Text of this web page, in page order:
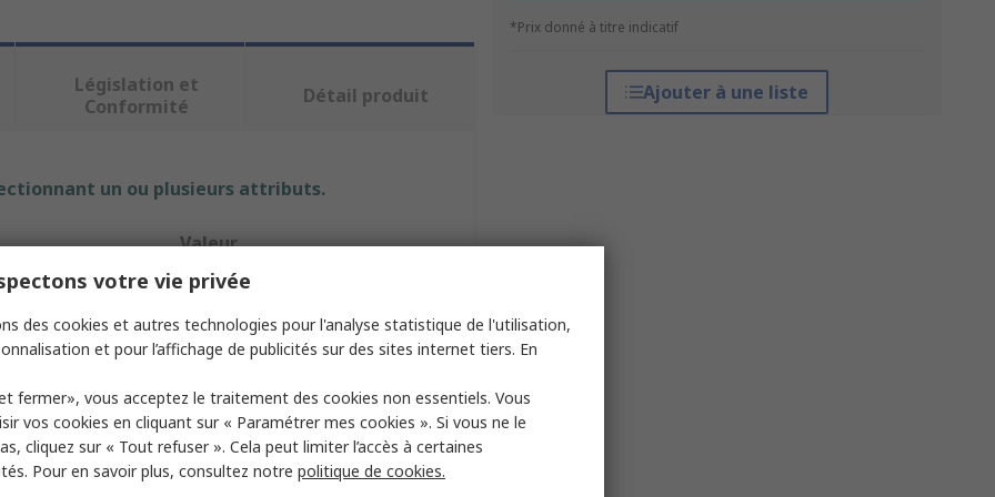
*Prix donné à titre indicatif
Ajouter à une liste
Législation et
Conformité
Détail produit
un ou plusieurs attributs.
Valeur
HellermannTyton
gaine 19.05mm
Clair
rétreint 5.69mm
votre vie privée
des cookies et autres technologies pour l'analyse statistique de l'utilisation,
et pour l’affichage de publicités sur des sites internet tiers. En
fermer», vous acceptez le traitement des cookies non essentiels. Vous
vos cookies en cliquant sur « Paramétrer mes cookies ». Si vous ne le
cliquez sur « Tout refuser ». Cela peut limiter l’accès à certaines
Pour en savoir plus, consultez notre politique de cookies.